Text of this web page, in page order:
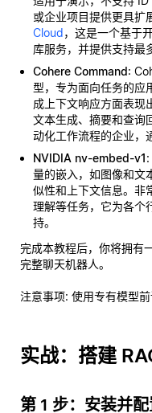
或企业项目提供更具扩
Cloud，这是一个基于
库服务，并提供支持最
Cohere Command:
型，专为面向任务的应
成上下文响应方面表现
文本生成、摘要和查询
动化工作流程的企业，
NVIDIA nv-embed-v1
量的嵌入，如图像和文
似性和上下文信息。非
理解等任务，它为各个
持。
完成本教程后，你将拥有
完整聊天机器人。
注意事项: 使用专有模型
实战：搭建
第 1 步：安装并